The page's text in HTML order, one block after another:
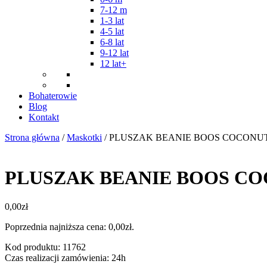
7-12 m
1-3 lat
4-5 lat
6-8 lat
9-12 lat
12 lat+
Bohaterowie
Blog
Kontakt
Strona główna /Maskotki / PLUSZAK BEANIE BOOS
PLUSZAK BEANIE BOOS
0,00zł
Poprzednia najniższa cena: 0,00zł.
Kod produktu: 11762
Czas realizacji zamówienia: 24h